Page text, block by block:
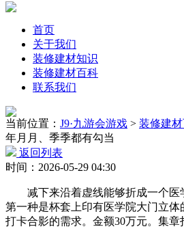
首页
关于我们
装修建材知识
装修建材百科
联系我们
当前位置： J9·九游会游戏 > 装修建
年月月、季季都有勾当
返回列表
时间：2026-05-29 04:30
减下来沿着虚线能够折成一个医
第一种是杯套上印有医学院大门立
打卡合影的需求。金额30万元。集